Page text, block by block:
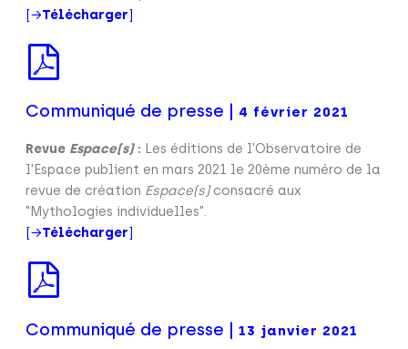
[→Télécharger]
Communiqué de presse | 4 février 2021
Revue Espace(s): Les éditions de l'Observatoire de
l'Espace publient en mars 2021 le 20ème numéro de la
revue de création Espace(s)consacré aux
"Mythologies individuelles".
[→Télécharger]
Communiqué de presse | 13 janvier 2021